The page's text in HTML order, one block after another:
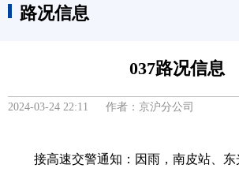
路况信息
037路况信息
2024-03-24 22:11 作者：京沪分公司
接高速交警通知：因雨，南皮站、